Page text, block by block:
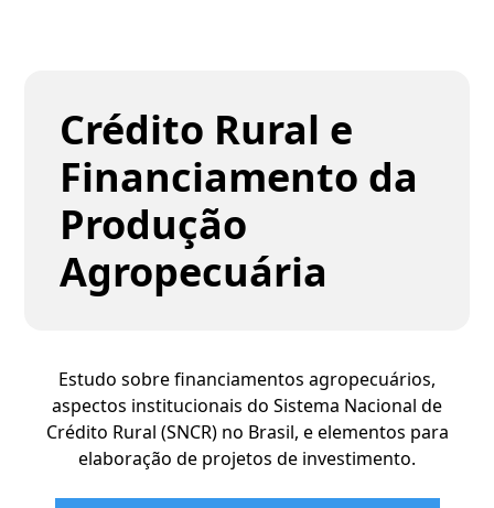
Crédito Rural e
Financiamento da
Produção
Agropecuária
Estudo sobre financiamentos agropecuários,
aspectos institucionais do Sistema Nacional de
Crédito Rural (SNCR) no Brasil, e elementos para
elaboração de projetos de investimento.